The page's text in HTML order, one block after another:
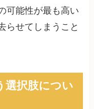
可能性が最も高い
らせてしまうこと
選択肢につい